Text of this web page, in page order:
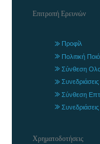
Επιτροπή Ερευνών
Προφίλ
Πολιτική
Σύνθεση
Σύνθεση
Χρηματοδοτήσεις